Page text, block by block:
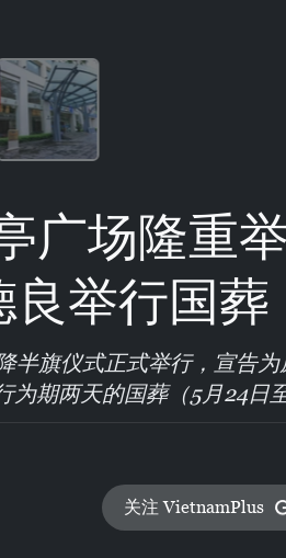
广场隆重
良举行国葬
半旗仪式正式举行，宣告为
期两天的国葬（5月24日
关注 VietnamPlus